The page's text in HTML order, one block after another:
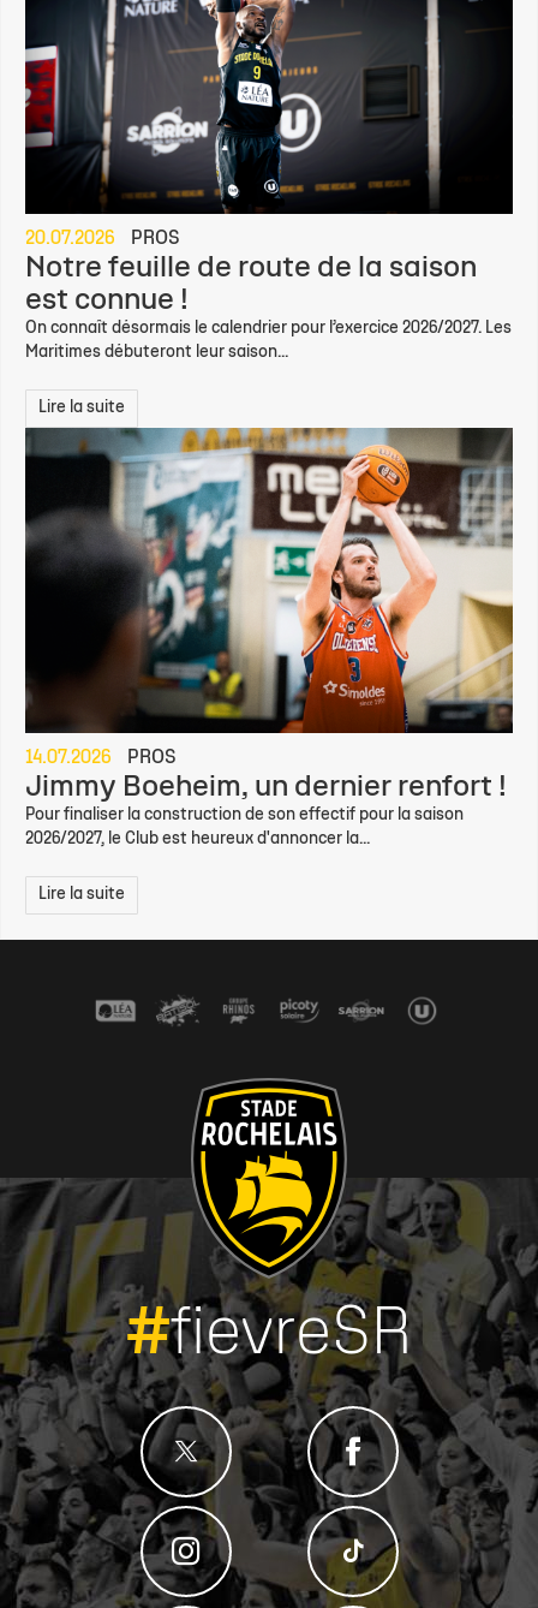
20.07.2026 PROS
Notre feuille de route de la saison
est connue !
On connaît désormais le calendrier pour l’exercice 2026/2027. Les
Maritimes débuteront leur saison...
Lire la suite
14.07.2026 PROS
Jimmy Boeheim, un dernier renfort !
Pour finaliser la construction de son effectif pour la saison
2026/2027, le Club est heureux d'annoncer la...
Lire la suite
#fievreSR